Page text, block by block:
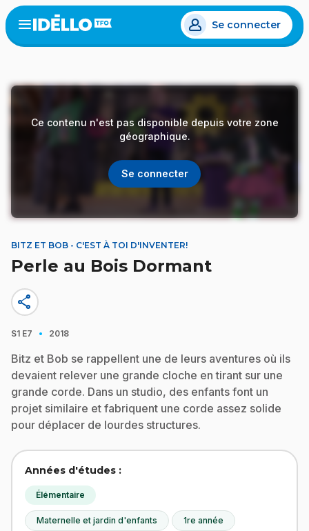
Aller
au
contenu
Open
menu
Se connecter
Ce contenu n'est pas disponible depuis votre zone
géographique.
Se connecter
BITZ ET BOB - C'EST À TOI D'INVENTER!
Perle au Bois Dormant
share
S1 E7 · 2018
Bitz et Bob se rappellent une de leurs aventures où ils
devaient relever une grande cloche en tirant sur une
grande corde. Dans un studio, des enfants font un
projet similaire et fabriquent une corde assez solide
pour déplacer de lourdes structures.
Années d'études :
Élémentaire
Maternelle et jardin d'enfants 1re année